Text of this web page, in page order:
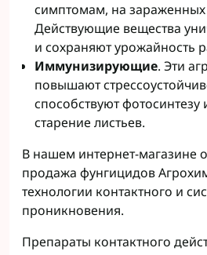
симптомам, на зараженных
Действующие вещества
и сохраняют урожайность
Иммунизирующие. Эти
повышают
способствуют
старение листьев.
В нашем интернет-магазине
продажа фунгицидов
технологии контактного и
проникновения.
Препараты контактного